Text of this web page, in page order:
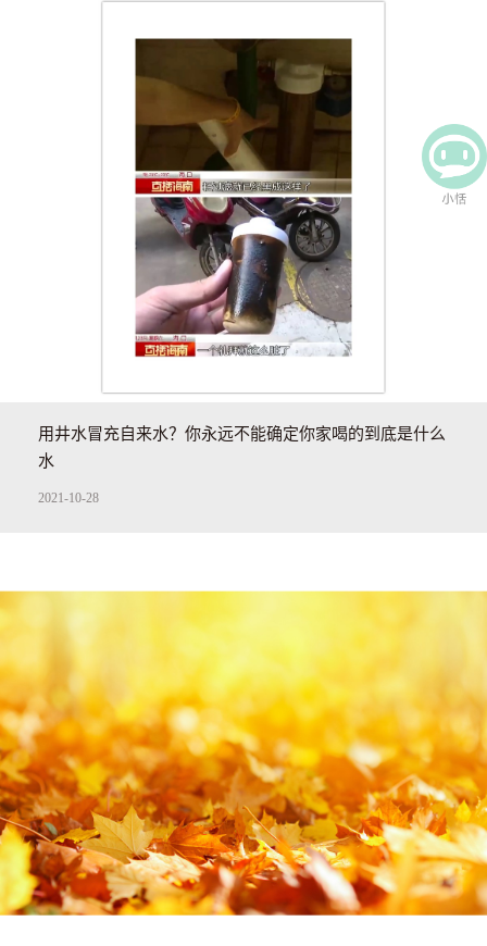
用井水冒充自来水？你永远不能确定你家喝的到底是什么
水
2021-10-28